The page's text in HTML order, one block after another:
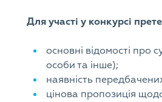
Для участі у конкурсі
основні відомості про
особи та інше);
наявність
цінова пропозиція